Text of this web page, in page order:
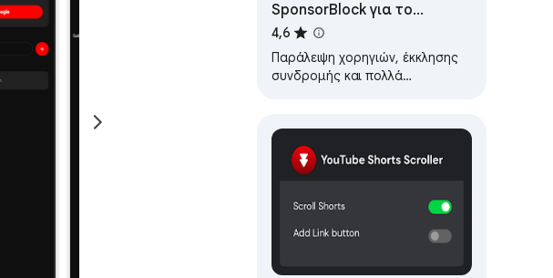
SponsorBlock για το
YouTube - Παραλείπει
Χορηγίες
4,6
Παράλειψη χορηγιών, έκκλησης
συνδρομής και πολλά
βίντεο που βλέπετε για…